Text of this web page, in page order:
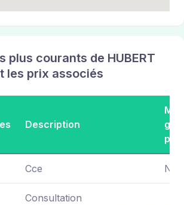
plus courants de HUBERT
les prix associés
Description
Cce NC
Consultation